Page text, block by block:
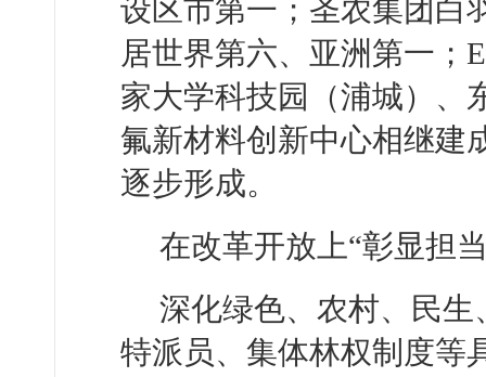
设区市第一；圣农集团白
居世界第六、亚洲第一；
家大学科技园（浦城）、
氟新材料创新中心相继建
逐步形成。
在改革开放上“彰显担
深化绿色、农村、民
特派员、集体林权制度等